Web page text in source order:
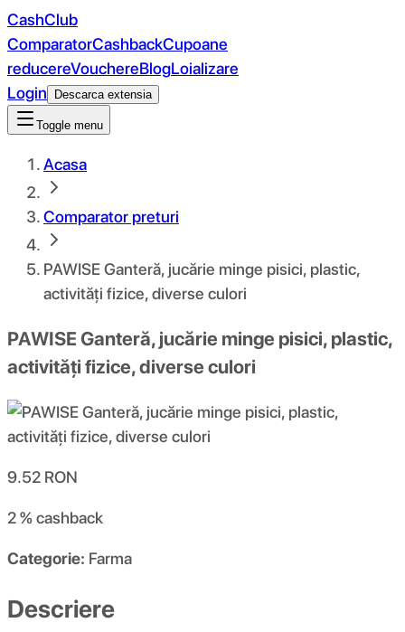
CashClub
ComparatorCashbackCupoane
reducereVouchereBlogLoializare
Login
Descarca extensia
Toggle menu
Acasa
Comparator preturi
PAWISE Ganteră, jucărie minge pisici, plastic,
activități fizice, diverse culori
PAWISE Ganteră, jucărie minge pisici, plastic,
activități fizice, diverse culori
9.52 RON
2 %cashback
Categorie: Farma
Descriere